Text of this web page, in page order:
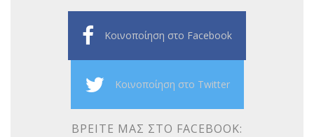
Κοινοποίηση στο Facebook
Κοινοποίηση στο Twitter
ΒΡΕΊΤΕ ΜΑΣ ΣΤΟ FACEBOOK: